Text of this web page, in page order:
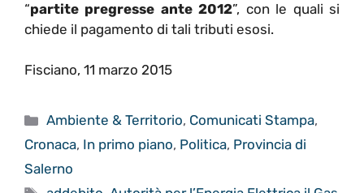
“partite pregresse ante 2012”, con le quali si
chiede il pagamento di tali tributi esosi.
Fisciano, 11 marzo 2015
Categorie
Ambiente & Territorio, Comunicati Stampa,
Cronaca, In primo piano, Politica, Provincia di
Salerno